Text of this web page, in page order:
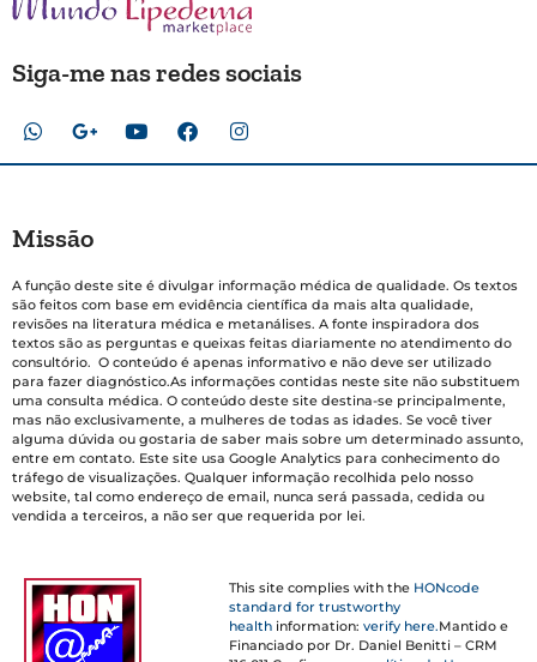
Siga-me nas redes sociais
Missão
A função deste site é divulgar informação médica de qualidade. Os textos
são feitos com base em evidência científica da mais alta qualidade,
revisões na literatura médica e metanálises. A fonte inspiradora dos
textos são as perguntas e queixas feitas diariamente no atendimento do
consultório. O conteúdo é apenas informativo e não deve ser utilizado
para fazer diagnóstico.As informações contidas neste site não substituem
uma consulta médica. O conteúdo deste site destina-se principalmente,
mas não exclusivamente, a mulheres de todas as idades. Se você tiver
alguma dúvida ou gostaria de saber mais sobre um determinado assunto,
entre em contato. Este site usa Google Analytics para conhecimento do
tráfego de visualizações. Qualquer informação recolhida pelo nosso
website, tal como endereço de email, nunca será passada, cedida ou
vendida a terceiros, a não ser que requerida por lei.
This site complies with the HONcode
standard for trustworthy
health information:verify here.Mantido e
Financiado por Dr. Daniel Benitti – CRM